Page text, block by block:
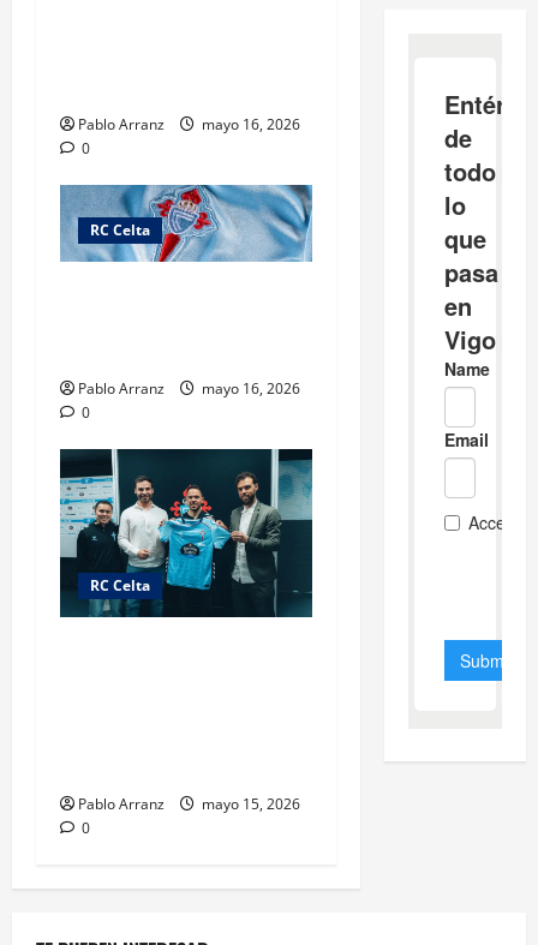
Pablo Arranz
mayo 16, 2026
0
RC Celta
Pablo Arranz
mayo 16, 2026
0
RC Celta
Pablo Arranz
mayo 15, 2026
0